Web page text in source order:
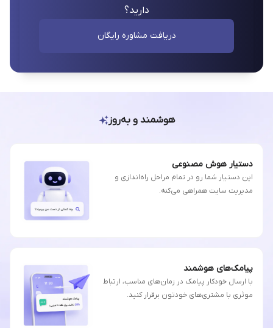
دارید؟
دریافت مشاوره رایگان
هوشمند و به‌روز
دستیار هوش مصنوعی
این دستیار شما رو در تمام مراحل راه‌اندازی و
مدیریت سایت همراهی می‌کنه.
پیامک‌های هوشمند
با ارسال خودکار پیامک در زمان‌های مناسب، ارتباط
موثری با مشتری‌های خودتون برقرار کنید.